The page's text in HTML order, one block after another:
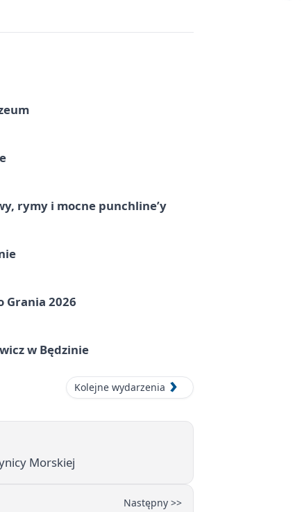
rymy i mocne punchline’y
Grania 2026
w Będzinie
Kolejne wydarzenia
Morskiej
Następny >>